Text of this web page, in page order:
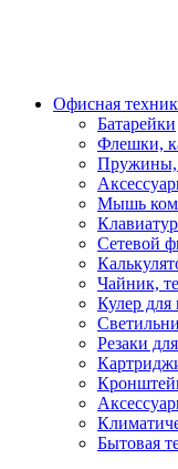
Офисная
Батарейки
Флешки,
Пружины,
Мышь
Сетевой
Чайник,
Кулер для
Резаки
Бытовая